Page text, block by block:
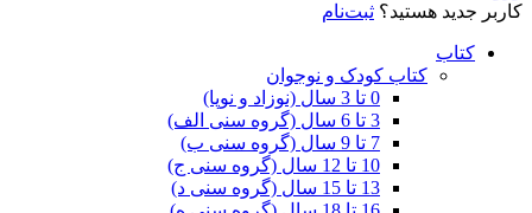
کاربر جدید هستید؟ ثبت‌نام
کتاب
کتاب کودک و نوجوان
0 تا 3 سال (نوزاد و نوپا)
3 تا 6 سال (گروه سنی الف)
7 تا 9 سال (گروه سنی ب)
10 تا 12 سال (گروه سنی ج)
13 تا 15 سال (گروه سنی د)